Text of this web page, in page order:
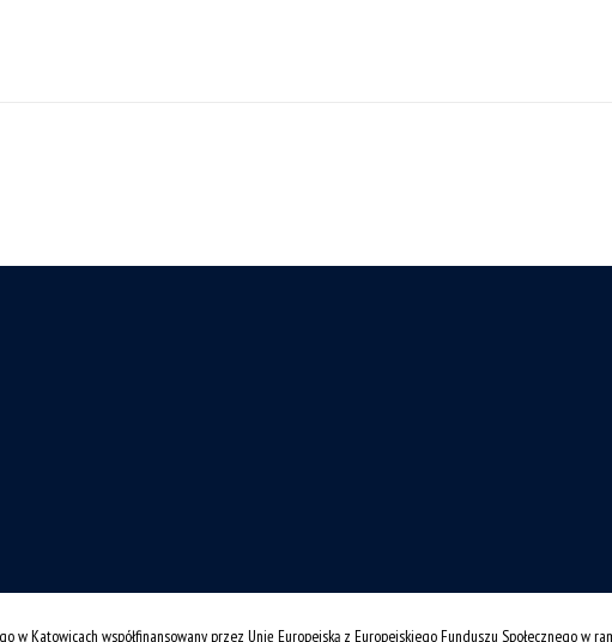
w Katowicach współfinansowany przez Unię Europejską z Europejskiego Funduszu Społecznego w